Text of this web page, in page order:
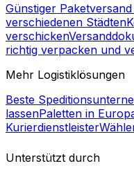
Günstiger
verschiedenen Städten
verschicken
richtig verpacken und
Mehr Logistiklösungen
Beste
lassenPaletten in
Kurierdienstleister
Unterstützt durch